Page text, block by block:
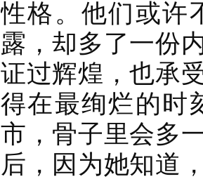
性格。他们或许
露，却多了一份
证过辉煌，也承
得在最绚烂的时
市，骨子里会多
后，因为她知道